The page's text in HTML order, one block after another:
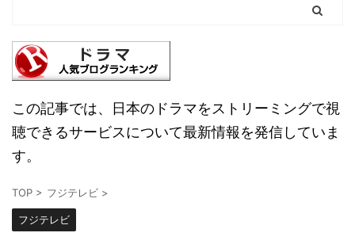
この記事では、日本のドラマをストリーミングで視
聴できるサービスについて最新情報を発信していま
す。
TOP > フジテレビ >
フジテレビ